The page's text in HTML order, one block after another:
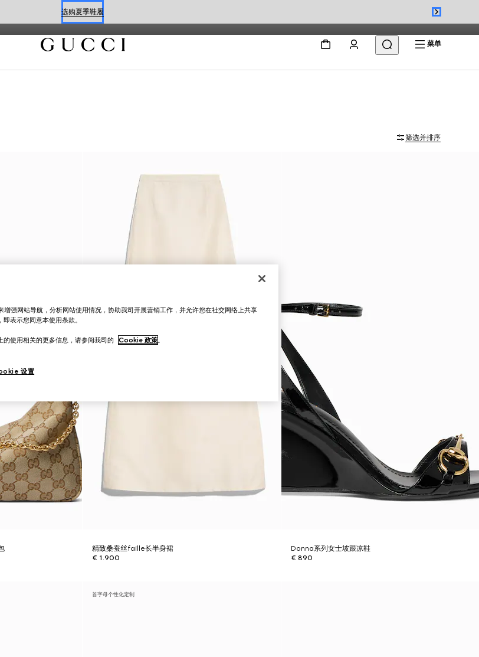
选购夏季鞋履
预约
菜单
合当季风格。
筛选并排序
精致桑蚕丝faille长半身裙
€ 1.900
Donna系列女士坡跟凉鞋
€ 890
首字母个性化定制
强网站导航，分析网站使用情况，协助我司开展营销工作，并允许您在社交网络上共享
表示您同意本使用条款。
使用相关的更多信息，请参阅我司的 Cookie 政策。
设置